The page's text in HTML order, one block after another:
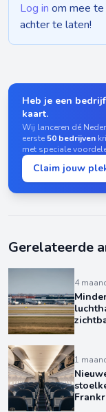
Log in om mee te
achter te laten!
Heb je een
kaart.
Wij lanceren dé
eerste50 bedrijven
met speciale
Claim jouw
Gerelateerde
4
1